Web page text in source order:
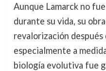
Aunque Lamarck no
durante su vida, su
revalorización después
especialmente a
biología evolutiva fue